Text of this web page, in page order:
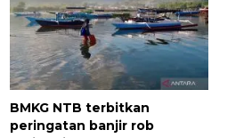
BMKG NTB terbitkan
peringatan banjir rob